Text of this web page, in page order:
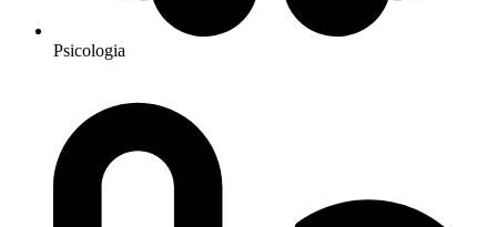
Psicologia